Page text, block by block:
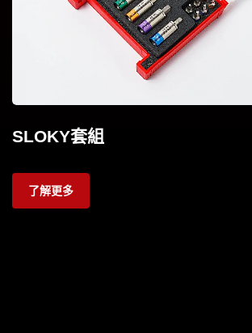
SLOKY套組
了解更多